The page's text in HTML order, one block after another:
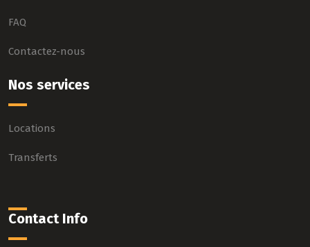
FAQ
Contactez-nous
Nos services
Locations
Transferts
Contact Info